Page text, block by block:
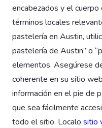
encabezados y el
términos locales
pastelería en Austin,
pastelería de Austin” o
elementos. Asegúrese
coherente en su sitio
información en el pie de
que sea fácilmente
todo el sitio. Localo sitio